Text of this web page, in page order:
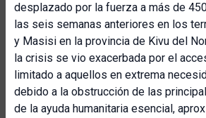
desplazado por la fuerza a más de
las seis semanas anteriores en los
y Masisi en la provincia de Kivu del
la crisis se vio exacerbada por el
limitado a aquellos en extrema
debido a la obstrucción de las
de la ayuda humanitaria esencial,